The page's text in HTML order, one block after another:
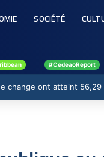
SOCIÉTÉ
#CedeaoReport
change ont atteint 56,29